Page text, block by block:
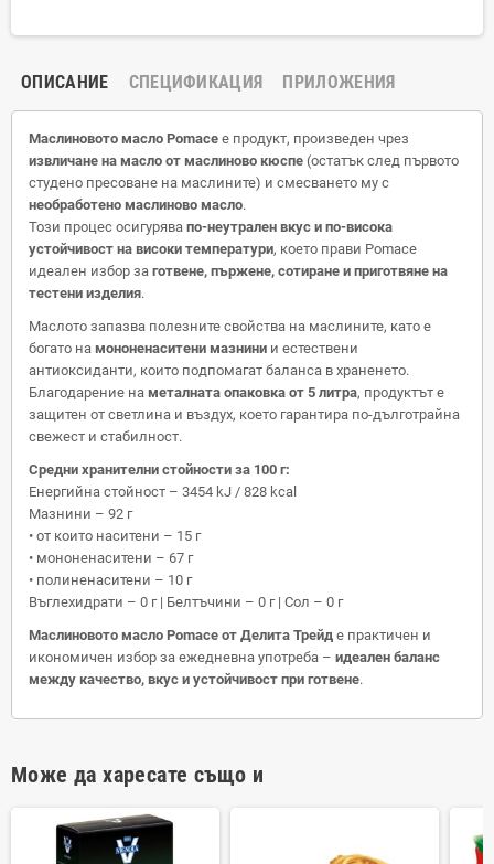
ОПИСАНИЕ СПЕЦИФИКАЦИЯ ПРИЛОЖЕНИЯ
Маслиновото масло Pomace е продукт, произведен чрез
извличане на масло от маслиново кюспе (остатък след първото
студено пресоване на маслините) и смесването му с
необработено маслиново масло.
Този процес осигурява по-неутрален вкус и по-висока
устойчивост на високи температури, което прави Pomace
идеален избор за готвене, пържене, сотиране и приготвяне на
тестени изделия.
Маслото запазва полезните свойства на маслините, като е
богато на мононенаситени мазнини и естествени
антиоксиданти, които подпомагат баланса в храненето.
Благодарение на металната опаковка от 5 литра, продуктът е
защитен от светлина и въздух, което гарантира по-дълготрайна
свежест и стабилност.
Средни хранителни стойности за 100 г:
Енергийна стойност – 3454 kJ / 828 kcal
Мазнини – 92 г
• от които наситени – 15 г
• мононенаситени – 67 г
• полиненаситени – 10 г
Въглехидрати – 0 г | Белтъчини – 0 г | Сол – 0 г
Маслиновото масло Pomace от Делита Трейд е практичен и
икономичен избор за ежедневна употреба – идеален баланс
между качество, вкус и устойчивост при готвене.
Може да харесате също и